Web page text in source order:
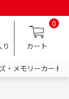
0
カート
・メモリーカード